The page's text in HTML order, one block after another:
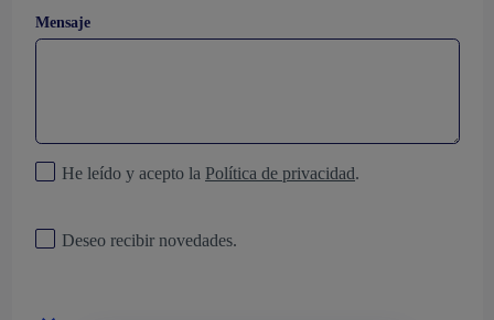
Mensaje
He leído y acepto la Política de privacidad.
Deseo recibir novedades.